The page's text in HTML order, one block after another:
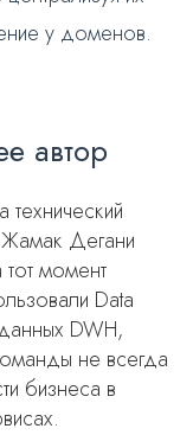
у доменов.
автор
Дегани
момент
Data
DWH,
не всегда
бизнеса в